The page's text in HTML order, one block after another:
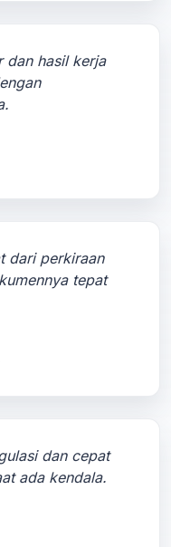
dan hasil kerja
dari perkiraan
tepat
dan cepat
ada kendala.